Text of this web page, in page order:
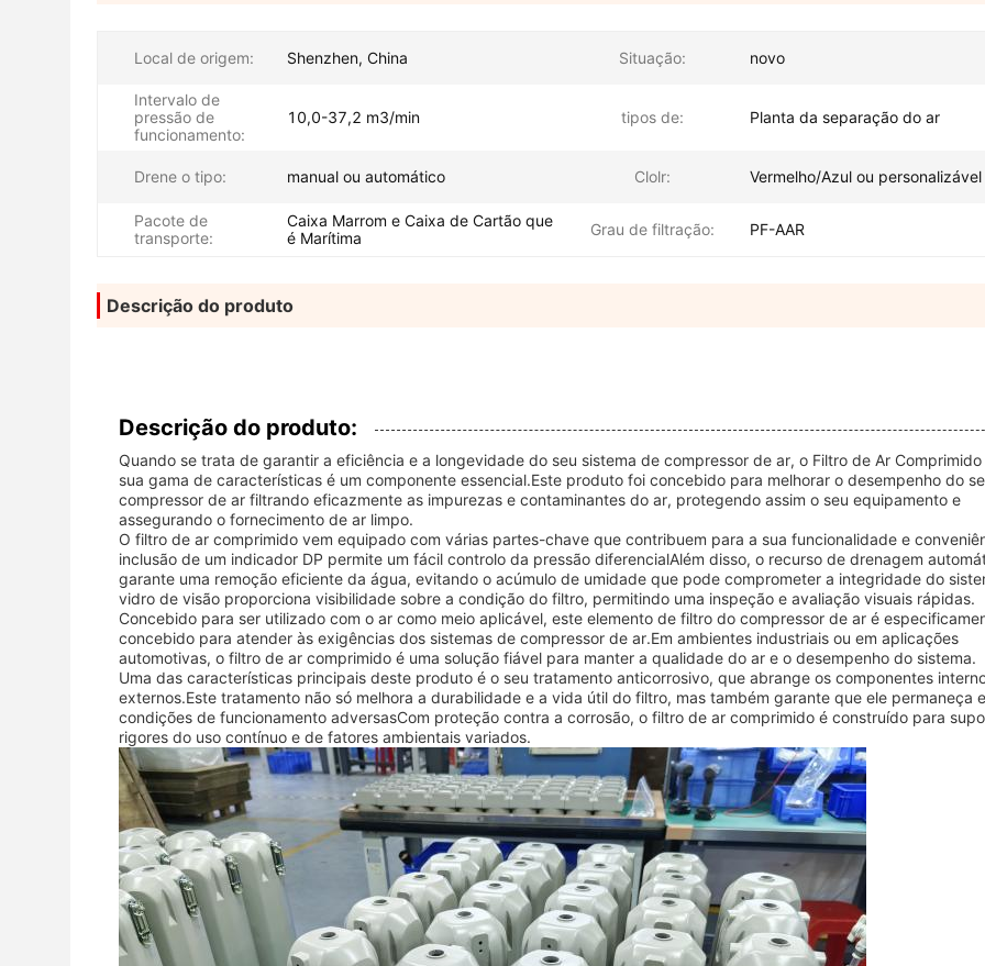
Local de origem: Shenzhen, China Situação: novo
Intervalo de
pressão de
funcionamento:
10,0-37,2 m3/min tipos de: Planta da separação do ar
Drene o tipo: manual ou automático Clolr: Vermelho/Azul ou personalizável
Pacote de
transporte:
Caixa Marrom e Caixa de Cartão que
é Marítima
Grau de filtração: PF-AAR
Descrição do produto
Descrição do produto:
Quando se trata de garantir a eficiência e a longevidade do seu sistema de compressor de ar, o Filtro de Ar Comprimido
sua gama de características é um componente essencial.Este produto foi concebido para melhorar o desempenho do
compressor de ar filtrando eficazmente as impurezas e contaminantes do ar, protegendo assim o seu equipamento e
assegurando o fornecimento de ar limpo.
O filtro de ar comprimido vem equipado com várias partes-chave que contribuem para a sua funcionalidade e
inclusão de um indicador DP permite um fácil controlo da pressão diferencialAlém disso, o recurso de drenagem
garante uma remoção eficiente da água, evitando o acúmulo de umidade que pode comprometer a integridade do
vidro de visão proporciona visibilidade sobre a condição do filtro, permitindo uma inspeção e avaliação visuais rápidas.
Concebido para ser utilizado com o ar como meio aplicável, este elemento de filtro do compressor de ar é
concebido para atender às exigências dos sistemas de compressor de ar.Em ambientes industriais ou em aplicações
automotivas, o filtro de ar comprimido é uma solução fiável para manter a qualidade do ar e o desempenho do sistema.
Uma das características principais deste produto é o seu tratamento anticorrosivo, que abrange os componentes
externos.Este tratamento não só melhora a durabilidade e a vida útil do filtro, mas também garante que ele permaneça
condições de funcionamento adversasCom proteção contra a corrosão, o filtro de ar comprimido é construído para
rigores do uso contínuo e de fatores ambientais variados.